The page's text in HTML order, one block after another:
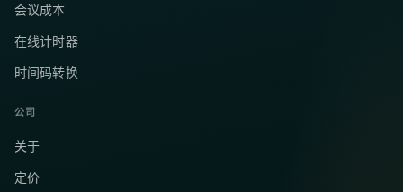
会议成本
在线计时器
时间码转换
公司
关于
定价